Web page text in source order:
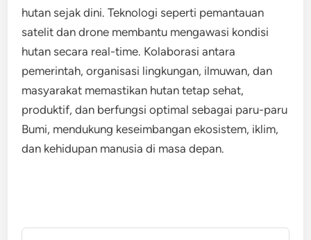
hutan sejak dini. Teknologi seperti pemantauan
satelit dan drone membantu mengawasi kondisi
hutan secara real-time. Kolaborasi antara
pemerintah, organisasi lingkungan, ilmuwan, dan
masyarakat memastikan hutan tetap sehat,
produktif, dan berfungsi optimal sebagai paru-paru
Bumi, mendukung keseimbangan ekosistem, iklim,
dan kehidupan manusia di masa depan.